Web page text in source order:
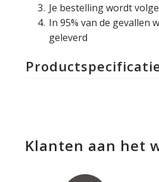
Je bestelling wordt
In 95% van de gevallen
geleverd
Klanten aan het